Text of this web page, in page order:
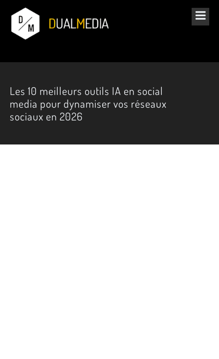
Les 10 meilleurs outils IA en social
media pour dynamiser vos réseaux
sociaux en 2026